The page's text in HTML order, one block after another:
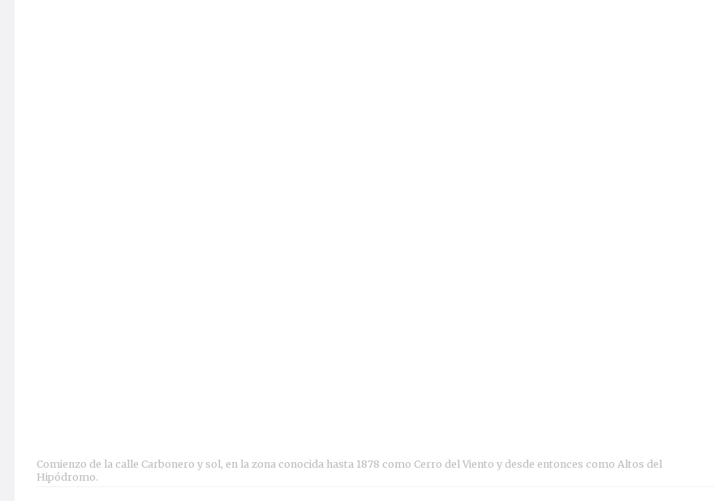
Comienzo de la calle Carbonero y sol, en la zona conocida hasta 1878 como Cerro del Viento y desde entonces como Altos del
Hipódromo.